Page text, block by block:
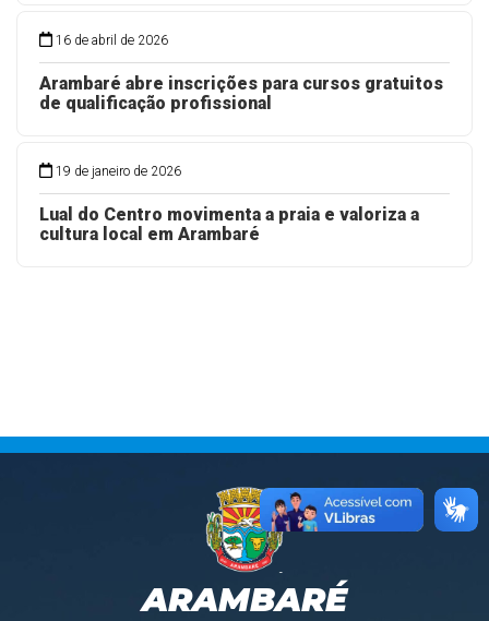
16 de abril de 2026
Arambaré abre inscrições para cursos gratuitos
de qualificação profissional
19 de janeiro de 2026
Lual do Centro movimenta a praia e valoriza a
cultura local em Arambaré
ARAMBARÉ